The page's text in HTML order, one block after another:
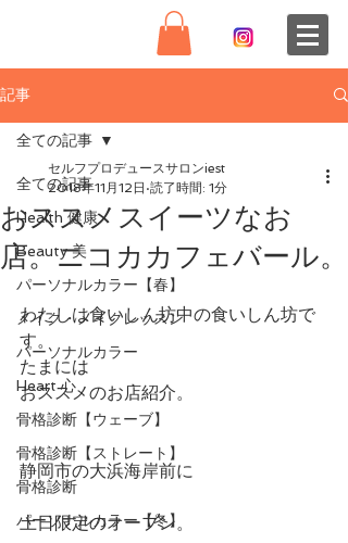
記事
全ての記事
Health 健康
Beauty 美
パーソナルカラー【春】
メイク・メイクレッスン
パーソナルカラー
Heart 心
骨格診断【ウェーブ】
骨格診断【ストレート】
骨格診断
パーソナルカラー【冬】
全ての記事
おススメスイーツなお
店。ニコカカフェバール。
セルフプロデュースサロンiest
2018年11月12日 読了時間: 1分
わたしは食いしん坊中の食いしん坊で
す。
たまには
おススメのお店紹介。
静岡市の大浜海岸前に
土日限定のオープン。